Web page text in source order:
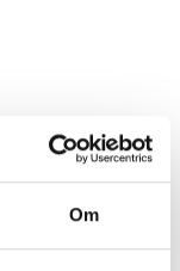
Om
12V 200A